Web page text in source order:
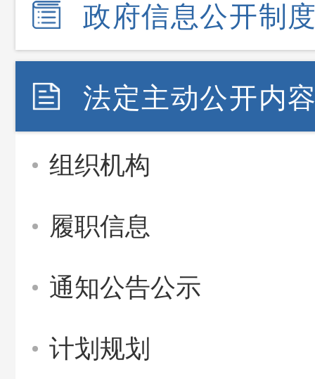
政府信息公开制
法定主动公开内
组织机构
履职信息
通知公告公示
计划规划